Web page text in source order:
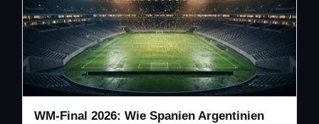
WM-Final 2026: Wie Spanien Argentinien